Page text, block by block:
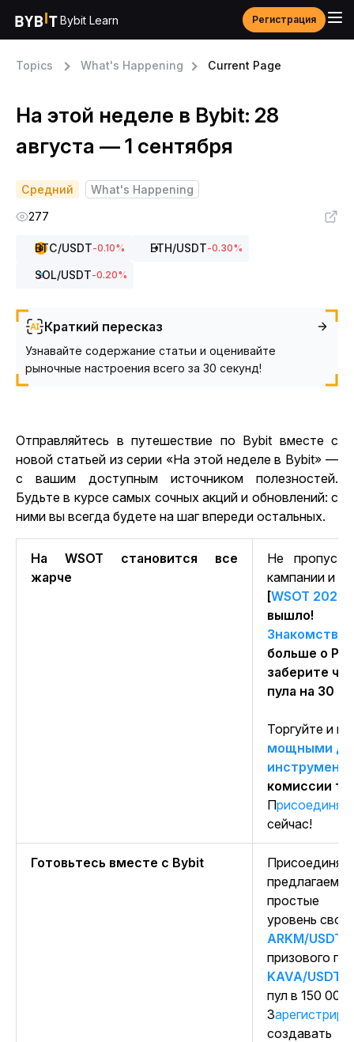
Bybit Learn Регистрация
Topics What's Happening Current Page
На этой неделе в Bybit: 28
августа — 1 сентября
Средний
What's Happening
277
BTC/USDT-0.10% ETH/USDT-0.30%
SOL/USDT-0.20%
Краткий пересказ
Узнавайте содержание статьи и оценивайте
рыночные настроения всего за 30 секунд!
Отправляйтесь в путешествие по Bybit вместе с
новой статьей из серии «На этой неделе в Bybit» —
с вашим доступным источником полезностей.
Будьте в курсе самых сочных акций и обновлений: с
ними вы всегда будете на шаг впереди остальных.
На WSOT становится все
жарче
Не
кампании и
[WSOT 2023
вышло!
Знакомство
больше о
заберите
пула на 30
Торгуйте и
мощными
комиссии
сейчас!
Готовьтесь вместе с Bybit
предлагаем
простые
уровень
ARKM/USDT
призового
KAVA/USDT
пул в 150 000
создавать